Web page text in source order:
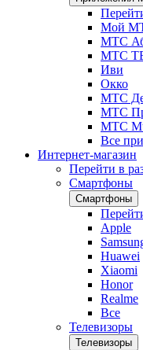
Мой
МТС
МТС
Иви
Окко
МТС
МТС
МТС
Все
Интернет-магазин
Перейти в
Смартфоны
Смартфоны
Apple
Huawei
Xiaomi
Honor
Realme
Все
Телевизоры
Телевизоры